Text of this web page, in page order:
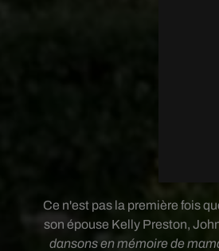
Ce n'est pas la première fois
son épouse Kelly Preston,
dansons en mémoire de